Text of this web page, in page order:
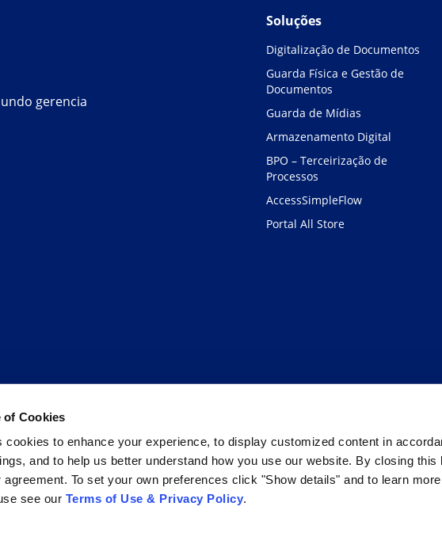
of Cookies
cookies to enhance your experience, to display customized content in
and to help us better understand how you use our website. By closing this
agreement. To set your own preferences click "Show details" and to learn
see our Terms of Use & Privacy Policy.
gerencia
Soluções
Digitalização de Documentos
Guarda Física e Gestão de
Documentos
Guarda de Mídias
Armazenamento Digital
BPO – Terceirização de
Processos
AccessSimpleFlow
Portal All Store